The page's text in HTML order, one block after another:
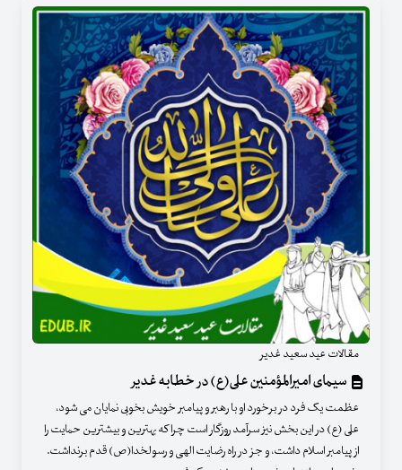
مقالات عید سعید غدیر
سیمای امیرالمؤمنین علی(ع) در خطابه غدیر
عظمت یک فرد در برخورد او با رهبر و پیامبر خویش بخوبی نمایان می شود،
علی (ع) در این بخش نیز سرآمد روزگار است چرا که بهترین و بیشترین حمایت را
از پیامبر اسلام داشت، و جز در راه رضایت الهی و رسولخدا(ص) قدم برنداشت.